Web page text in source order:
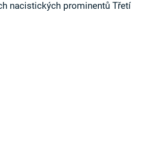
nacistických prominentů Třetí